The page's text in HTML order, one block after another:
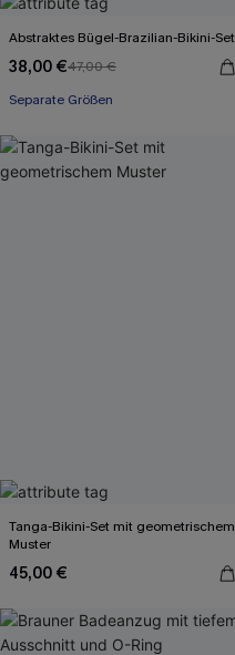
Abstraktes Bügel-Brazilian-Bikini-Set
38,00 €47,00 €
Separate Größen
Tanga-Bikini-Set mit geometrischem
Muster
45,00 €